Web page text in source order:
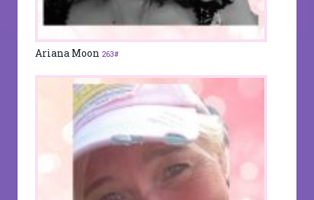
Ariana Moon 263#